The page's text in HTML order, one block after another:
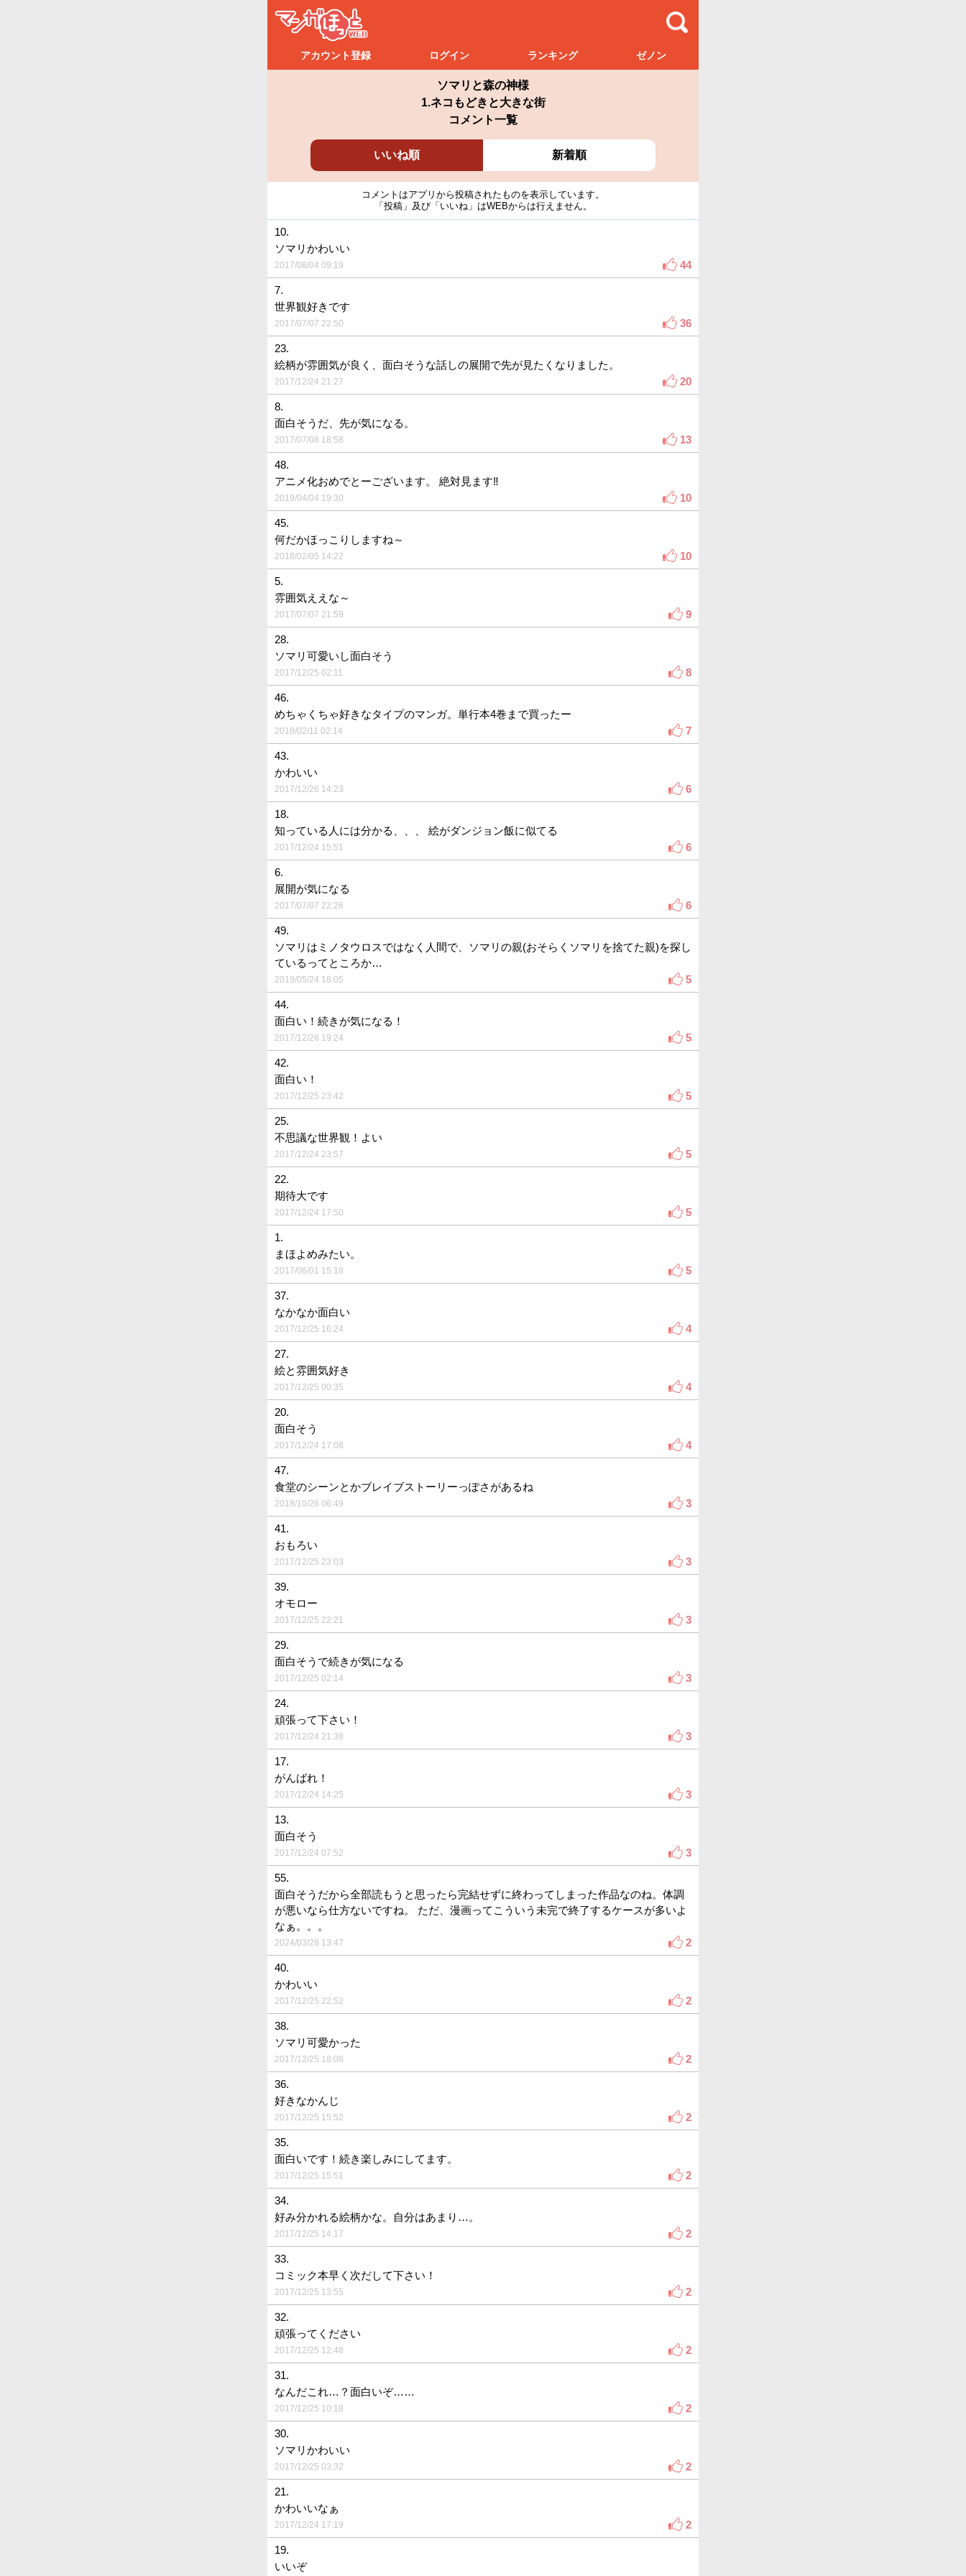
アカウント登録 ログイン ランキング ゼノン
ソマリと森の神様
1.ネコもどきと大きな街
コメント一覧
いいね順 新着順
コメントはアプリから投稿されたものを表示しています。
「投稿」及び「いいね」はWEBからは行えません。
10.
ソマリかわいい
2017/08/04 09:19 44
7.
世界観好きです
2017/07/07 22:50 36
23.
絵柄が雰囲気が良く、面白そうな話しの展開で先が見たくなりました。
2017/12/24 21:27 20
8.
面白そうだ、先が気になる。
2017/07/08 18:58 13
48.
アニメ化おめでとーございます。 絶対見ます‼️
2019/04/04 19:30 10
45.
何だかほっこりしますね～
2018/02/05 14:22 10
5.
雰囲気ええな～
2017/07/07 21:59 9
28.
ソマリ可愛いし面白そう
2017/12/25 02:11 8
46.
めちゃくちゃ好きなタイプのマンガ。単行本4巻まで買ったー
2018/02/11 02:14 7
43.
かわいい
2017/12/26 14:23 6
18.
知っている人には分かる、、、 絵がダンジョン飯に似てる
2017/12/24 15:51 6
6.
展開が気になる
2017/07/07 22:26 6
49.
ソマリはミノタウロスではなく人間で、ソマリの親(おそらくソマリを捨てた親)を探し
ているってところか…
2019/05/24 18:05 5
44.
面白い！続きが気になる！
2017/12/26 19:24 5
42.
面白い！
2017/12/25 23:42 5
25.
不思議な世界観！よい
2017/12/24 23:57 5
22.
期待大です
2017/12/24 17:50 5
1.
まほよめみたい。
2017/06/01 15:18 5
37.
なかなか面白い
2017/12/25 16:24 4
27.
絵と雰囲気好き
2017/12/25 00:35 4
20.
面白そう
2017/12/24 17:08 4
47.
食堂のシーンとかブレイブストーリーっぽさがあるね
2018/10/26 06:49 3
41.
おもろい
2017/12/25 23:03 3
39.
オモロー
2017/12/25 22:21 3
29.
面白そうで続きが気になる
2017/12/25 02:14 3
24.
頑張って下さい！
2017/12/24 21:38 3
17.
がんばれ！
2017/12/24 14:25 3
13.
面白そう
2017/12/24 07:52 3
55.
面白そうだから全部読もうと思ったら完結せずに終わってしまった作品なのね。体調
が悪いなら仕方ないですね。 ただ、漫画ってこういう未完で終了するケースが多いよ
なぁ。。。
2024/03/28 13:47 2
40.
かわいい
2017/12/25 22:52 2
38.
ソマリ可愛かった
2017/12/25 18:08 2
36.
好きなかんじ
2017/12/25 15:52 2
35.
面白いです！続き楽しみにしてます。
2017/12/25 15:51 2
34.
好み分かれる絵柄かな。自分はあまり…。
2017/12/25 14:17 2
33.
コミック本早く次だして下さい！
2017/12/25 13:55 2
32.
頑張ってください
2017/12/25 12:48 2
31.
なんだこれ…？面白いぞ……
2017/12/25 10:18 2
30.
ソマリかわいい
2017/12/25 03:32 2
21.
かわいいなぁ
2017/12/24 17:19 2
19.
いいぞ